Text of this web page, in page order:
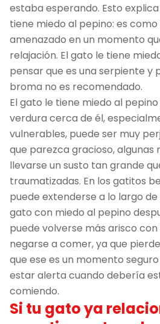
estaba esperando. Esto
tiene miedo al pepino: es como
amenazado en un momento
relajación. El gato le tiene
pensar que es una serpiente y
broma no es recomendado.
El gato le tiene miedo al
verdura cerca de él,
vulnerables, puede ser muy
que parezca gracioso, algunas
llevarse un susto tan grande
traumatizadas. En los gatitos
puede extenderse a lo largo de
gato con miedo al pepino
puede volverse más arisco con
negarse a comer, ya que
que ese es un momento
estar alerta cuando debería
comiendo.
Si tu gato ya